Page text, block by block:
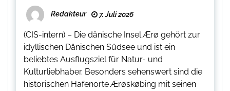
Redakteur 7. Juli 2026
(CIS-intern) – Die dänische Insel Ærø gehört zur
idyllischen Dänischen Südsee und ist ein
beliebtes Ausflugsziel für Natur- und
Kulturliebhaber. Besonders sehenswert sind die
historischen Hafenorte Ærøskøbing mit seinen